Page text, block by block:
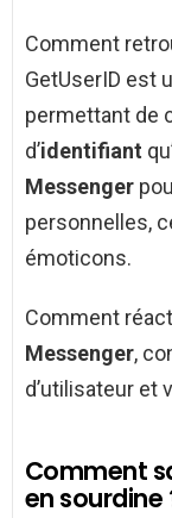
Comment
GetUserID est
permettant de
d’identifiant
Messenger
personnelles,
émoticons.
Comment
Messenger,
d’utilisateur et
Comment
en sourdine